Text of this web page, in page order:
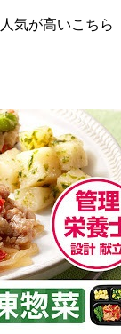
気が高いこちら